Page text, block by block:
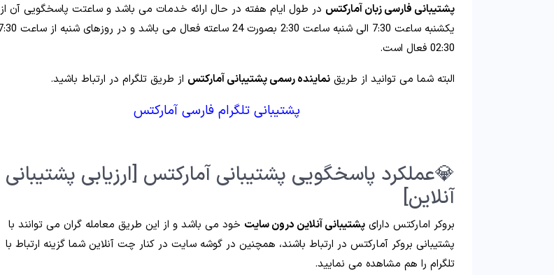
پشتیبانی فارسی زبان آمارکتس در طول ایام هفته در حال ارائه خدمات می باشد و ساعتت پاسخگویی آن از
02:30 فعال است.
البته شما می توانید از طریق نماینده رسمی پشتیبانی آمارکتس از طریق تلگرام در ارتباط باشید.
پشتیبانی تلگرام فارسی آمارکتس
💎عملکرد پاسخگویی پشتیبانی آمارکتس [ارزیابی پشتیبانی
آنلاین]
بروکر امارکتس دارای پشتیبانی آنلاین درون سایت خود می باشد و از این طریق معامله گران می توانند با
پشتیبانی بروکر آمارکتس در ارتباط باشند، همچنین در گوشه سایت در کنار چت آنلاین شما گزینه ارتباط با
تلگرام را هم مشاهده می نمایید.